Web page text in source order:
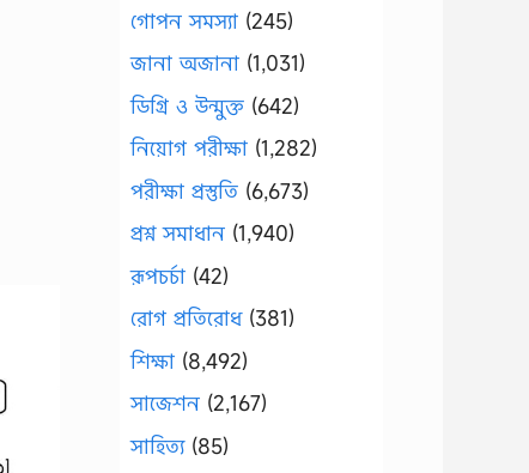
গোপন সমস্যা (245)
জানা অজানা (1,031)
ডিগ্রি ও উন্মুক্ত (642)
নিয়োগ পরীক্ষা (1,282)
পরীক্ষা প্রস্তুতি (6,673)
প্রশ্ন সমাধান (1,940)
রূপচর্চা (42)
রোগ প্রতিরোধ(381)
শিক্ষা (8,492)
সাজেশন (2,167)
সাহিত্য(85)